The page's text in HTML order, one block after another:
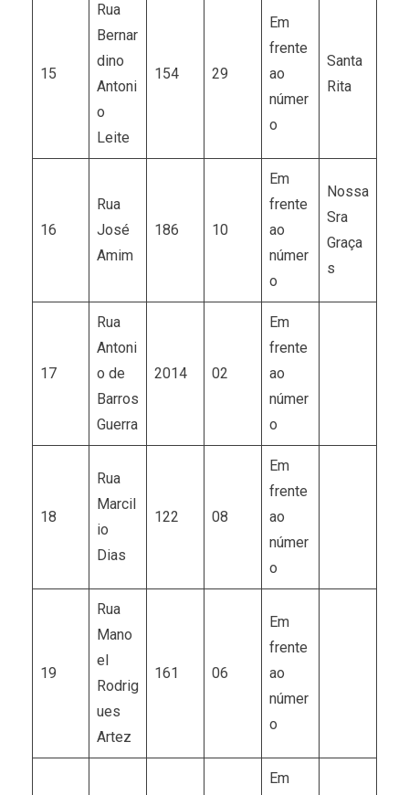
15
Rua
Bernar
dino
Antoni
o
Leite
154 29
Em
frente
ao
númer
o
Santa
Rita
16
Rua
José
Amim
186 10
Em
frente
ao
númer
o
Nossa
Sra
Graça
s
17
Rua
Antoni
o de
Barros
Guerra
2014 02
Em
frente
ao
númer
o
18
Rua
Marcil
io
Dias
122 08
Em
frente
ao
númer
o
19
Rua
Mano
el
Rodrig
ues
Artez
161 06
Em
frente
ao
númer
o
Em